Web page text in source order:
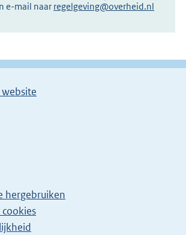
e-mail naar regelgeving@overheid.nl
website
hergebruiken
cookies